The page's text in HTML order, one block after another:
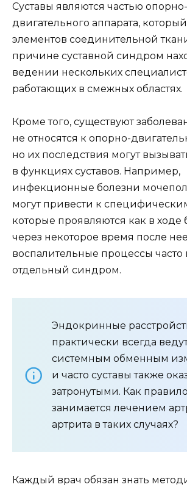
Суставы являются частью опорно-
двигательного аппарата,
элементов соединительной
причине суставной синдром
ведении нескольких
работающих в смежных областях.
Кроме того, существуют
не относятся к опорно-
но их последствия могут
в функциях суставов. Например,
инфекционные болезни
могут привести к
которые проявляются как в ходе
через некоторое время после
воспалительные процессы
отдельный синдром.
Эндокринные
практически всегда
системным обменным
и часто суставы также
затронутыми. Как
занимается лечением
артрита в таких случаях?
Каждый врач обязан знать